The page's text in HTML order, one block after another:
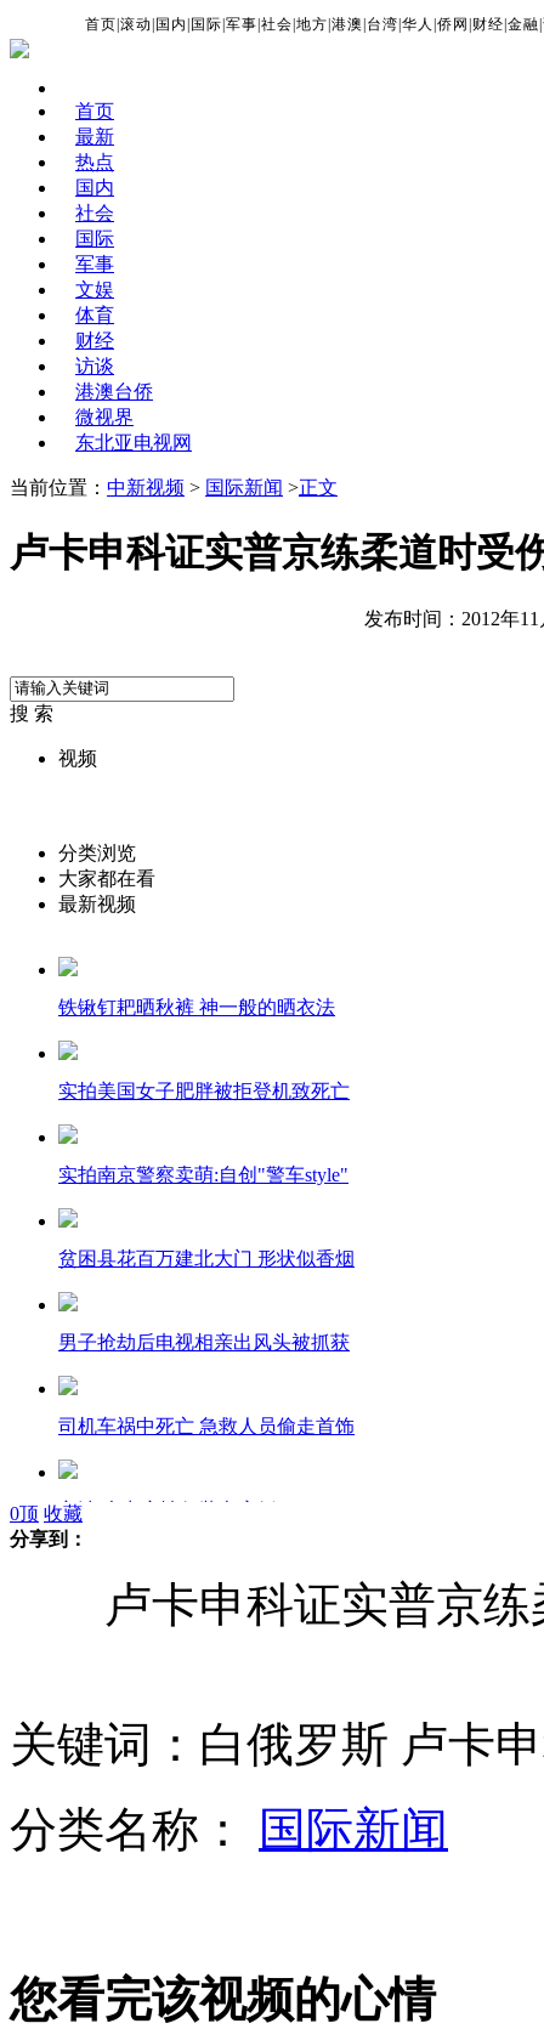
首页 |滚动 国内 国际 |军事 |社会 |地方 |港澳 台湾 |华人 |侨网 财经 |金融 |
首页
最新
热点
国内
社会
国际
军事
文娱
体育
财经
访谈
港澳台侨
微视界
东北亚电视网
当前位置： 中新视频 > 国际新闻 >正文
卢卡申科证实普京练柔道时受
发布时间：2012年11
搜 索
视频
分类浏览
大家都在看
最新视频
铁锹钉耙晒秋裤 神一般的晒衣法
实拍美国女子肥胖被拒登机致死亡
实拍南京警察卖萌:自创"警车style"
贫困县花百万建北大门 形状似香烟
男子抢劫后电视相亲出风头被抓获
司机车祸中死亡 急救人员偷走首饰
宁波:夫妻穿情侣装办离婚
实拍:豹子极速奔跑 慢动作令人震撼
女子在外留学 4个月莫名被扣795分
女孩北京地铁殴打老人 痛下狠手拳打脚踢
0顶 收藏
分享到：
卢卡申科证实普京练
关键词：白俄罗斯 卢卡
分类名称：
国际新闻
您看完该视频的心情